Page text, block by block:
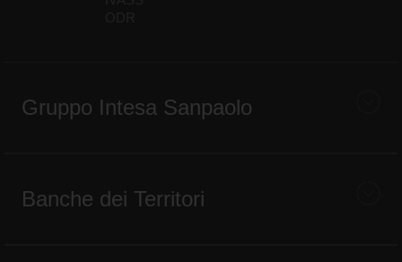
Gruppo Intesa Sanpaolo
Banche dei Territori